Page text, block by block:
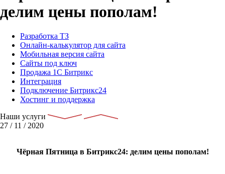
делим цены пополам!
Разработка ТЗ
Онлайн-калькулятор для сайта
Мобильная версия сайта
Сайты под ключ
Продажа 1С Битрикс
Интеграция
Подключение Битрикс24
Хостинг и поддержка
Наши услуги
27 / 11 / 2020
Чёрная Пятница в Битрикс24: делим цены пополам!